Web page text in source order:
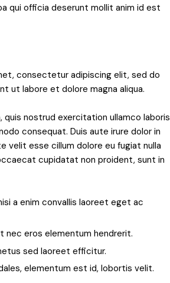
qui officia deserunt mollit anim id est
consectetur adipiscing elit, sed do
ut labore et dolore magna aliqua.
quis nostrud exercitation ullamco laboris
consequat. Duis aute irure dolor in
velit esse cillum dolore eu fugiat nulla
cupidatat non proident, sunt in
a enim convallis laoreet eget ac
nec eros elementum hendrerit.
sed laoreet efficitur.
elementum est id, lobortis velit.